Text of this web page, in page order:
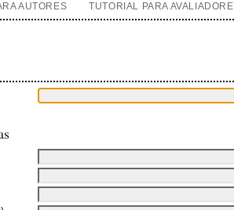
AUTORES TUTORIAL PARA